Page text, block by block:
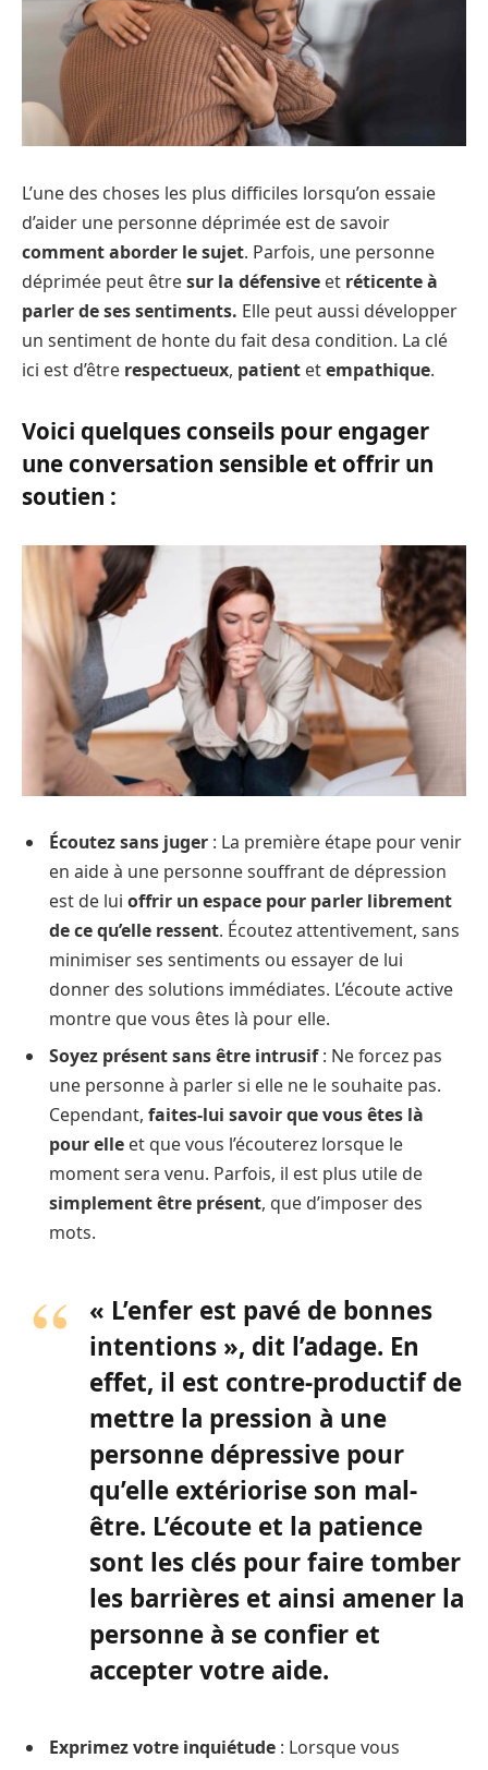
L’une des choses les plus difficiles lorsqu’on essaie
d’aider une personne déprimée est de savoir
comment aborder le sujet. Parfois, une personne
déprimée peut êtresur la défensive et réticente à
parler de ses sentiments. Elle peut aussi développer
un sentiment de honte du fait desa condition. La clé
ici est d’être respectueux, patient etempathique.
Voici quelques conseils pour engager
une conversation sensible et offrir un
soutien :
Écoutez sans juger : La première étape pour venir
en aide à une personne souffrant de dépression
est de lui offrir un espace pour parler librement
de ce qu’elle ressent. Écoutez attentivement, sans
minimiser ses sentiments ou essayer de lui
donner des solutions immédiates. L’écoute active
montre que vous êtes là pour elle.
Soyez présent sans être intrusif: Ne forcez pas
une personne à parler si elle ne le souhaite pas.
Cependant, faites-lui savoir que vous êtes là
pour elle et que vous l’écouterez lorsque le
moment sera venu. Parfois, il est plus utile de
simplement être présent, que d’imposer des
mots.
« L’enfer est pavé de bonnes
intentions », dit l’adage. En
effet, il est contre-productif de
mettre la pression à une
personne dépressive pour
qu’elle extériorise son mal-
être. L’écoute et la patience
sont les clés pour faire tomber
les barrières et ainsi amener la
personne à se confier et
accepter votre aide.
Exprimez votre inquiétude : Lorsque vous